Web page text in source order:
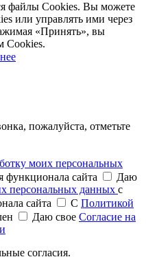
файлы Cookies. Вы можете
или управлять ими через
«Принять», вы
Cookies.
пожалуйста, отметьте
моих персональных
функционала сайта
Даю
персональных данных с
сайта
С Политикой
Даю свое Согласие на
согласия.